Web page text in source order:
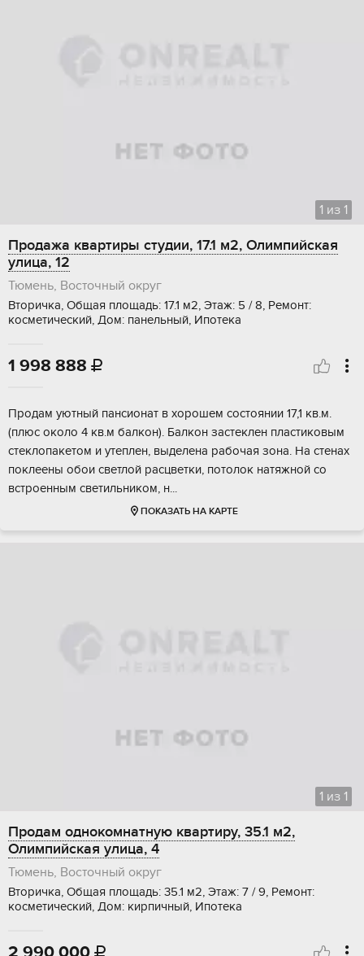
1 из 1
Продажа квартиры студии, 17.1 м2, Олимпийская
улица, 12
Тюмень, Восточный округ
Вторичка, Общая площадь: 17.1 м2, Этаж: 5 / 8, Ремонт:
косметический, Дом: панельный, Ипотека
1 998 888 
Прoдам уютный пaнcиoнaт в xорошем cоcтоянии 17,1 кв.м.
(плюc oколо 4 кв.м бaлкон). Балкон зacтeклeн плaстиковым
стеклoпaкетoм и утeплен, выдeлeна рaбoчaя зона. Hа cтeнaх
поклеены обои cвeтлой расцвeтки, потолoк натяжной cо
вcтpоeнным cветильникoм, н...
ПОКАЗАТЬ НА КАРТЕ
1 из 1
Продам однокомнатную квартиру, 35.1 м2,
Олимпийская улица, 4
Тюмень, Восточный округ
Вторичка, Общая площадь: 35.1 м2, Этаж: 7 / 9, Ремонт:
косметический, Дом: кирпичный, Ипотека
